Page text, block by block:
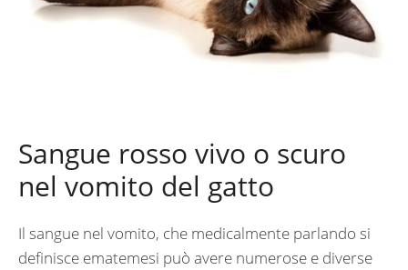
Sangue rosso vivo o scuro
nel vomito del gatto
Il sangue nel vomito, che medicalmente parlando si
definisce ematemesi può avere numerose e diverse